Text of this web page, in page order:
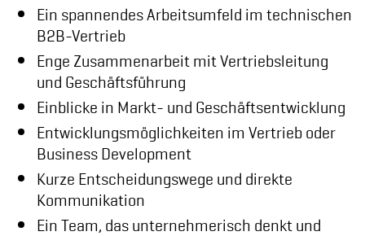
Ein spannendes Arbeitsumfeld im technischen
B2B-Vertrieb
Enge Zusammenarbeit mit Vertriebsleitung
und Geschäftsführung
Einblicke in Markt- und Geschäftsentwicklung
Entwicklungsmöglichkeiten im Vertrieb oder
Business Development
Kurze Entscheidungswege und direkte
Kommunikation
Ein Team, das unternehmerisch denkt und